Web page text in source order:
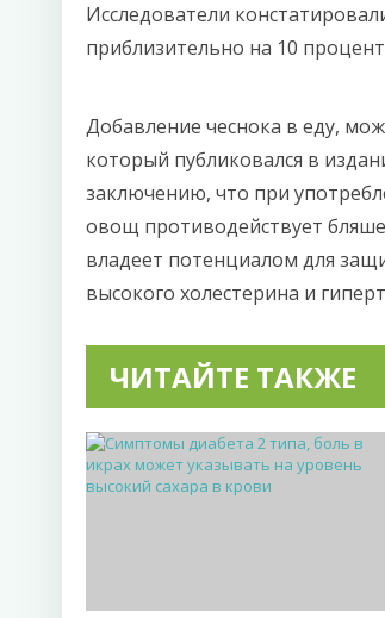
Исследователи
приблизительно на 10
Добавление чеснока в еду,
который публиковался в
заключению, что при
овощ противодействует
владеет потенциалом для
высокого холестерина и
ЧИТАЙТЕ ТАКЖЕ